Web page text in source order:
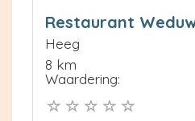
Restaurant
Heeg
8 km
Waardering: